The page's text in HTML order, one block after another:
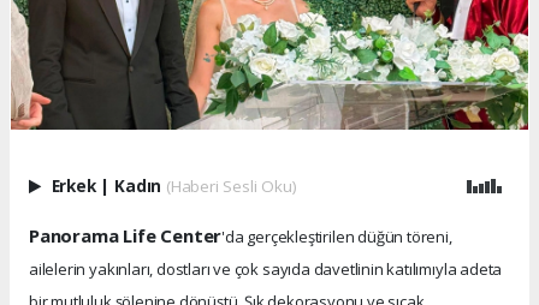
Erkek | Kadın (Haberi Sesli Oku)
Panorama Life Center'da gerçekleştirilen düğün töreni,
ailelerin yakınları, dostları ve çok sayıda davetlinin katılımıyla adeta